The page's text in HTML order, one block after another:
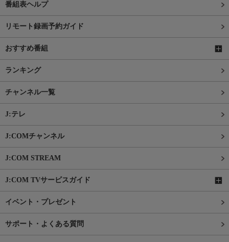
番組表ヘルプ
リモート録画予約ガイド
おすすめ番組
ランキング
チャンネル一覧
J:テレ
J:COMチャンネル
J:COM STREAM
J:COM TVサービスガイド
イベント・プレゼント
サポート・よくある質問